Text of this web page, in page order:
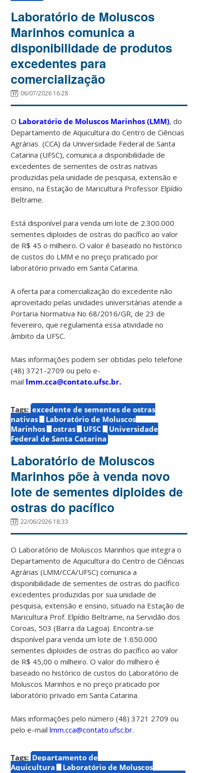
Laboratório de Moluscos
Marinhos comunica a
disponibilidade de produtos
excedentes para
comercialização
06/07/2026 16:28
O Laboratório de Moluscos Marinhos (LMM), do
Departamento de Aquicultura do Centro de Ciências
Agrárias (CCA) da Universidade Federal de Santa
Catarina (UFSC), comunica a disponibilidade de
excedentes de sementes de ostras nativas
produzidas pela unidade de pesquisa, extensão e
ensino, na Estação de Maricultura Professor Elpídio
Beltrame.
Está disponível para venda um lote de 2.300.000
sementes diploides de ostras do pacífico ao valor
de R$ 45 o milheiro. O valor é baseado no histórico
de custos do LMM e no preço praticado por
laboratório privado em Santa Catarina.
A oferta para comercialização do excedente não
aproveitado pelas unidades universitárias atende a
Portaria Normativa No 68/2016/GR, de 23 de
fevereiro, que regulamenta essa atividade no
âmbito da UFSC.
Mais informações podem ser obtidas pelo telefone
(48) 3721-2709 ou pelo e-
mail lmm.cca@contato.ufsc.br.
Tags: excedente de sementes de ostras
nativas
Laboratório de Moluscos
Marinhos
ostras UFSC
Universidade
Federal de Santa Catarina
Laboratório de Moluscos
Marinhos põe à venda novo
lote de sementes diploides de
ostras do pacífico
22/06/2026 18:33
O Laboratório de Moluscos Marinhos que integra o
Departamento de Aquicultura do Centro de Ciências
Agrárias (LMM/CCA/UFSC) comunica a
disponibilidade de sementes de ostras do pacífico
excedentes produzidas por sua unidade de
pesquisa, extensão e ensino, situado na Estação de
Maricultura Prof. Elpídio Beltrame, na Servidão dos
Coroas, 503 (Barra da Lagoa). Encontra-se
disponível para venda um lote de 1.650.000
sementes diploides de ostras do pacífico ao valor
de R$ 45,00 o milheiro.O valor do milheiro é
baseado no histórico de custos do Laboratório de
Moluscos Marinhos e no preço praticado por
laboratório privado em Santa Catarina.
Mais informações pelo número (48) 3721 2709 ou
pelo e-maillmm.cca@contato.ufsc.br.
Tags: Departamento de
Aquicultura
Laboratório de Moluscos